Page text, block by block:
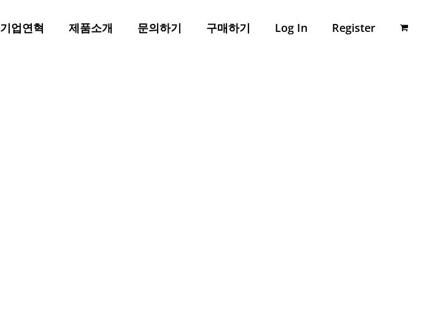
기업연혁 제품소개 문의하기 구매하기 Log In Register